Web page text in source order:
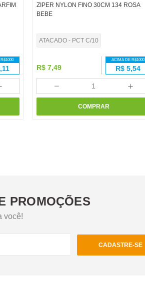
1000
ZIPER NYLON FINO 30CM 134 ROSA
BEBE
ATACADO - PCT C/10
R$ 7,49
ACIMA DE R$1000
R$ 5,54
＋
－
COMPRAR
PROMOÇÕES
você!
CADASTRE-SE